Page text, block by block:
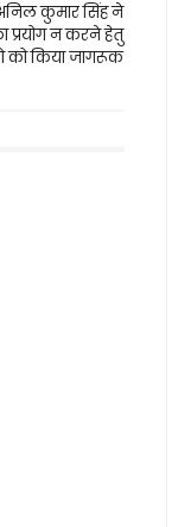
कुमार सिंह ने
प्रयोग न करने हेतु
को किया जागरूक